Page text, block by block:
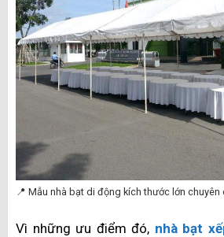
📍 Mẫu nhà bạt di động kích thước lớn
Vì những ưu điểm đó, nhà bạt